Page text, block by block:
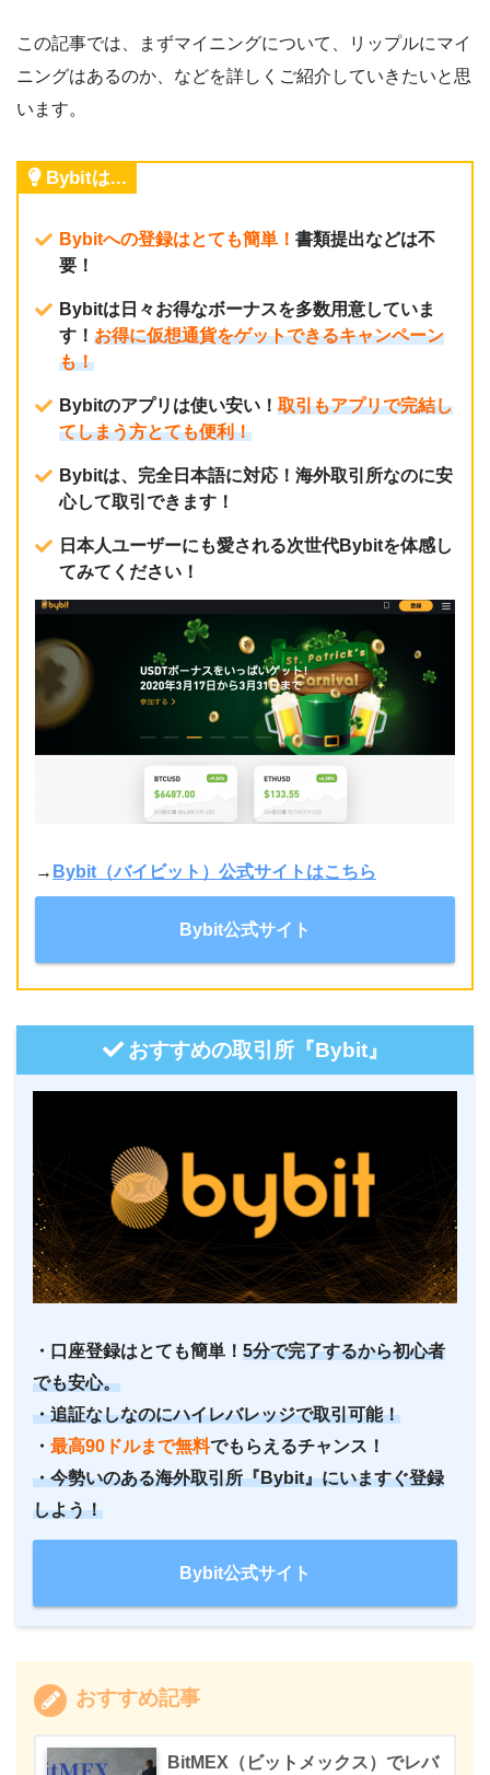
この記事では、まずマイニングについて、リップルにマイ
ニングはあるのか、などを詳しくご紹介していきたいと思
います。
Bybitは...
Bybitへの登録はとても簡単！書類提出などは不
要！
Bybitは日々お得なボーナスを多数用意していま
す！お得に仮想通貨をゲットできるキャンペーン
も！
Bybitのアプリは使い安い！取引もアプリで完結し
てしまう方とても便利！
Bybitは、完全日本語に対応！海外取引所なのに安
心して取引できます！
日本人ユーザーにも愛される次世代Bybitを体感し
てみてください！
→ Bybit（バイビット）公式サイトはこちら
Bybit公式サイト
おすすめの取引所『Bybit』
・口座登録はとても簡単！ 5分で完了するから初心者
でも安心。
・追証なしなのにハイレバレッジで取引可能！
・ 最高90ドルまで無料でもらえるチャンス！
・今勢いのある海外取引所『Bybit』にいますぐ登録
しよう！
Bybit公式サイト
おすすめ記事
BitMEX（ビットメックス）でレバ